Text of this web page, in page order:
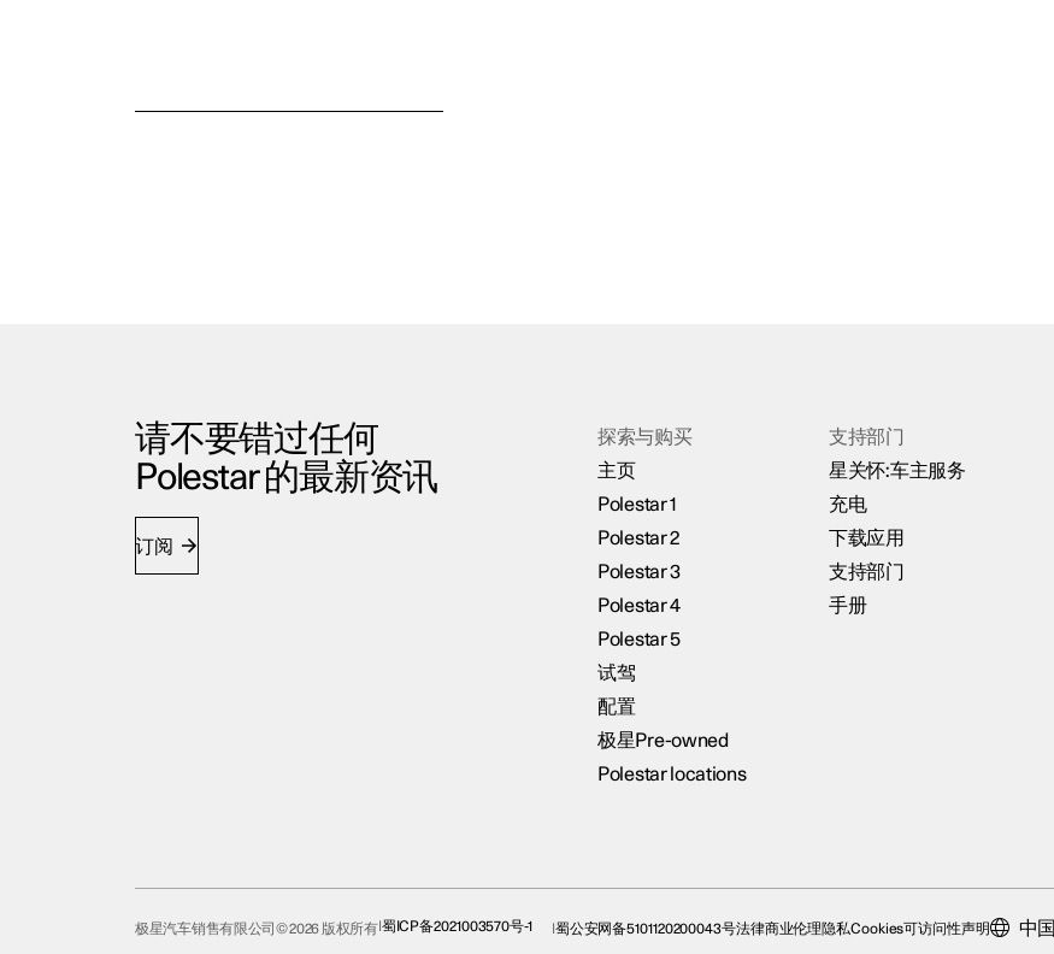
请不要错过任何
Polestar 的最新资讯
订阅
探索与购买
主页
Polestar 1
Polestar 2
Polestar 3
Polestar 4
Polestar 5
试驾
配置
极星Pre-owned
Polestar locations
支持部门
星关怀:车主服务
充电
下载应用
支持部门
手册
极星汽车销售有限公司© 2026 版权所有 蜀ICP备2021003570号-1 蜀公安网备5101120200043号法律商业伦理隐私Cookies可访问性声明 中国